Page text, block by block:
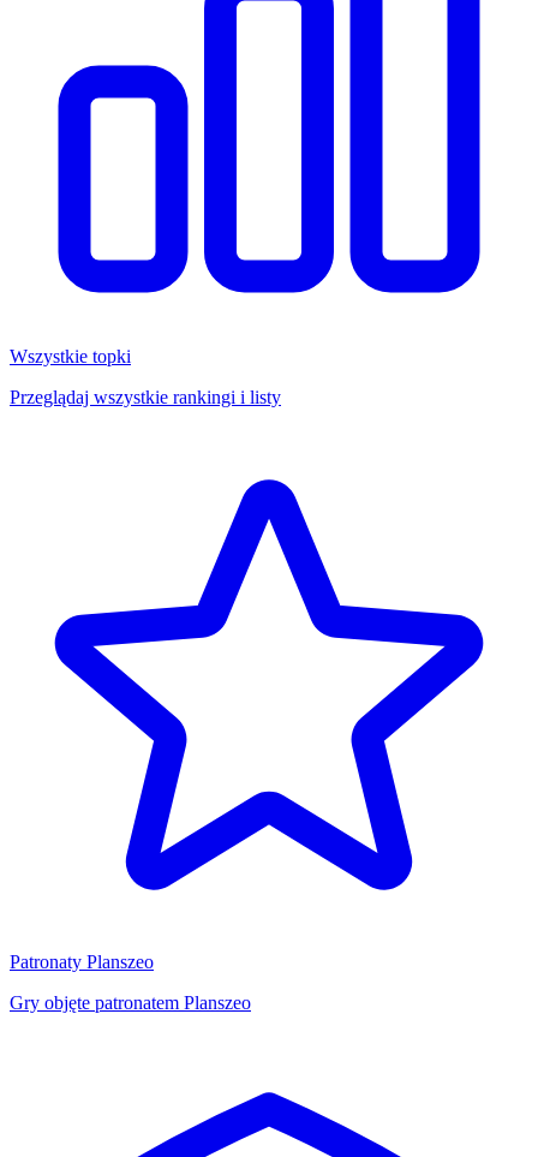
Wszystkie topki
Przeglądaj wszystkie rankingi i listy
Patronaty Planszeo
Gry objęte patronatem Planszeo